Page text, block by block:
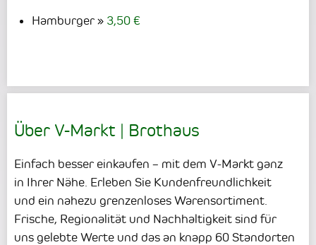
Hamburger 3,50 €
Über V-Markt | Brothaus
Einfach besser einkaufen – mit dem V-Markt ganz
in Ihrer Nähe. Erleben Sie Kundenfreundlichkeit
und ein nahezu grenzenloses Warensortiment.
Frische, Regionalität und Nachhaltigkeit sind für
uns gelebte Werte und das an knapp 60 Standorten